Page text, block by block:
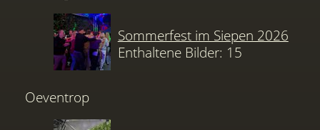
Sommerfest im Siepen 2026
Enthaltene Bilder: 15
Oeventrop